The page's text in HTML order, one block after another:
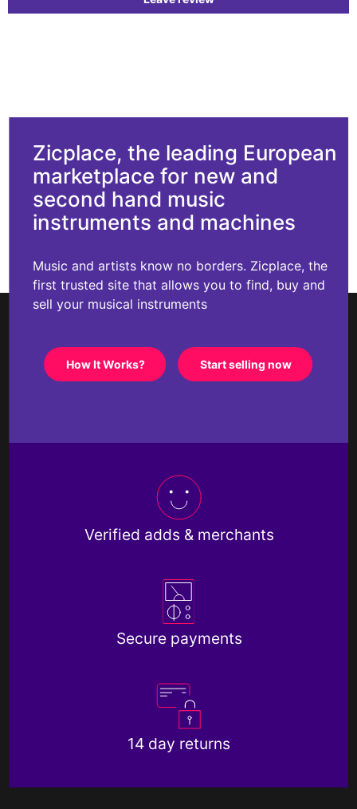
Zicplace, the leading European
marketplace for new and
second hand music
instruments and machines
Music and artists know no borders. Zicplace, the
first trusted site that allows you to find, buy and
sell your musical instruments
How It Works? Start selling now
Verified adds & merchants
Secure payments
14 day returns